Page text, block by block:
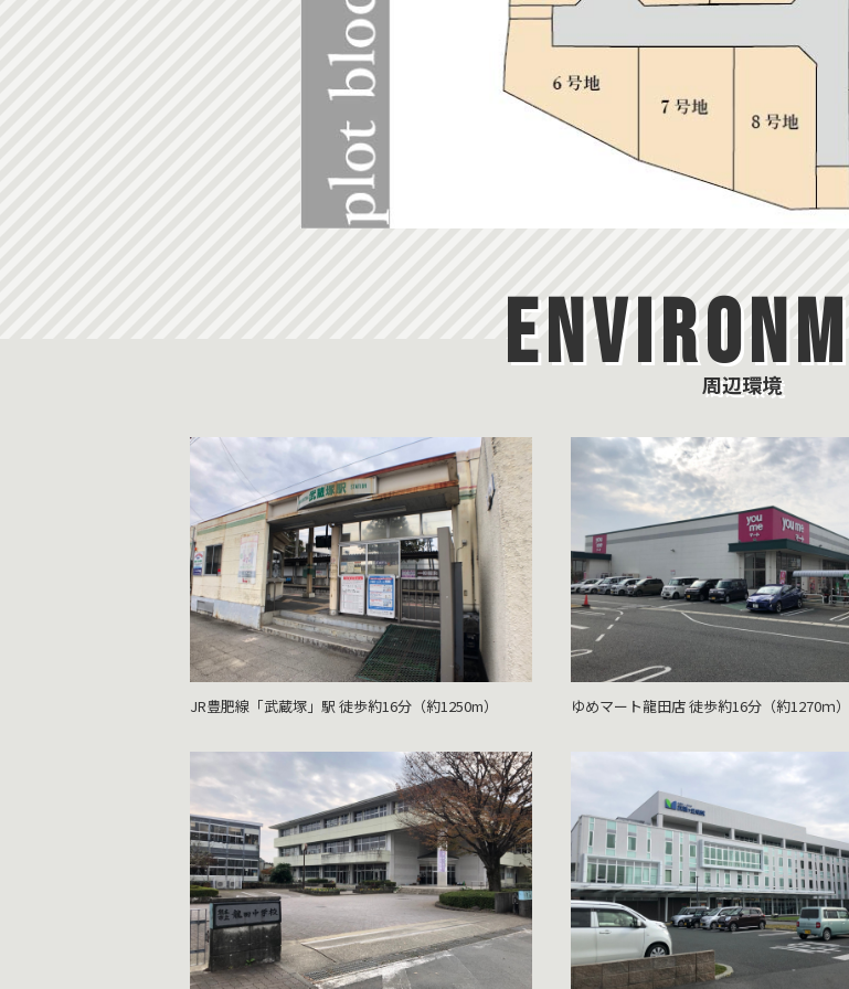
周辺環境
JR豊肥線「武蔵塚」駅 徒歩約16分（約1250m） ゆめマート龍田店 徒歩約16分（約1270ｍ）